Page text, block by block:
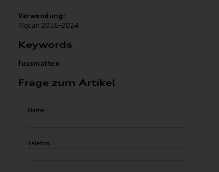
Verwendung:
Tiguan 2016-2024
Keywords
fussmatten
Frage zum Artikel
Name
Telefon